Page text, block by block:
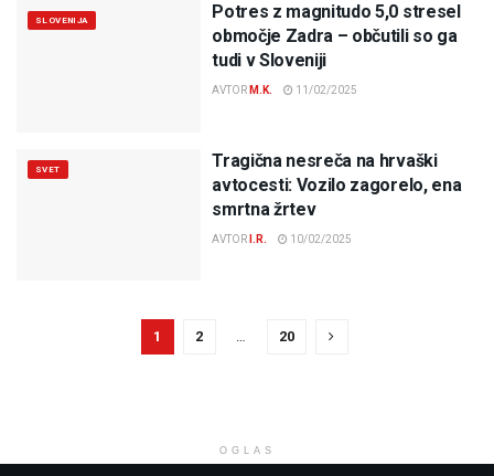
SLOVENIJA
Potres z magnitudo 5,0 stresel
območje Zadra – občutili so ga
tudi v Sloveniji
AVTOR M.K. 11/02/2025
SVET
Tragična nesreča na hrvaški
avtocesti: Vozilo zagorelo, ena
smrtna žrtev
AVTOR I.R. 10/02/2025
1 2 … 20
OGLAS